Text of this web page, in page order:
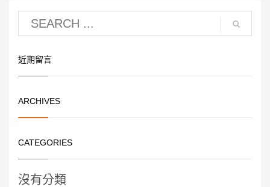
近期留言
ARCHIVES
CATEGORIES
沒有分類